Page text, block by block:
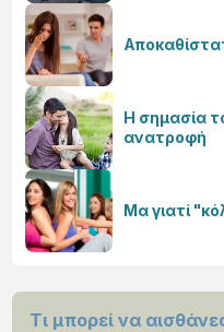
Τι μπορεί να
Η σημασία
ανατροφή
Μα γιατί